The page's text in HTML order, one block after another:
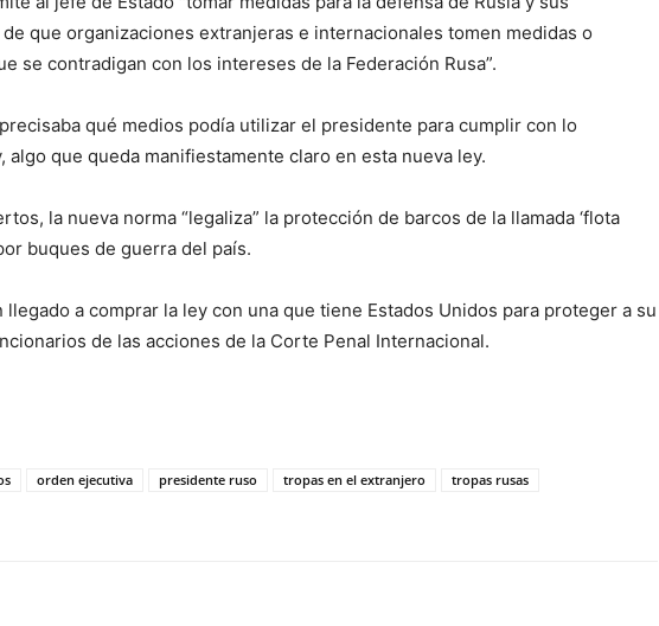
que organizaciones extranjeras e internacionales tomen medidas o
se contradigan con los intereses de la Federación Rusa”.
qué medios podía utilizar el presidente para cumplir con lo
algo que queda manifiestamente claro en esta nueva ley.
la nueva norma “legaliza” la protección de barcos de la llamada ‘flota
buques de guerra del país.
llegado a comprar la ley con una que tiene Estados Unidos para proteger a su
de las acciones de la Corte Penal Internacional.
orden ejecutiva presidente ruso tropas en el extranjero
tropas rusas